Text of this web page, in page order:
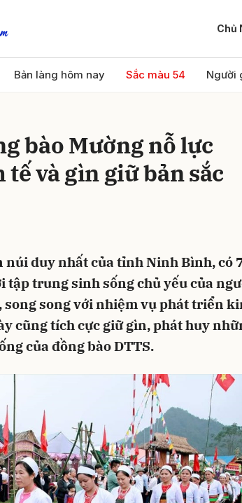
Chủ
Bản làng hôm nay Sắc màu 54 Người
bào Mường nỗ lực
và gìn giữ bản sắc
núi duy nhất của tỉnh Ninh Bình, có
tập trung sinh sống chủ yếu của
song song với nhiệm vụ phát triển
cũng tích cực giữ gìn, phát huy
của đồng bào DTTS.
bình luận